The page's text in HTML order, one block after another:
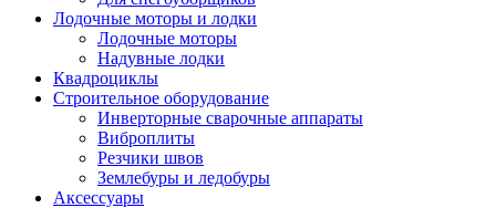
Лодочные моторы и лодки
Лодочные моторы
Надувные лодки
Квадроциклы
Строительное оборудование
Инверторные сварочные аппараты
Виброплиты
Резчики швов
Землебуры и ледобуры
Аксессуары